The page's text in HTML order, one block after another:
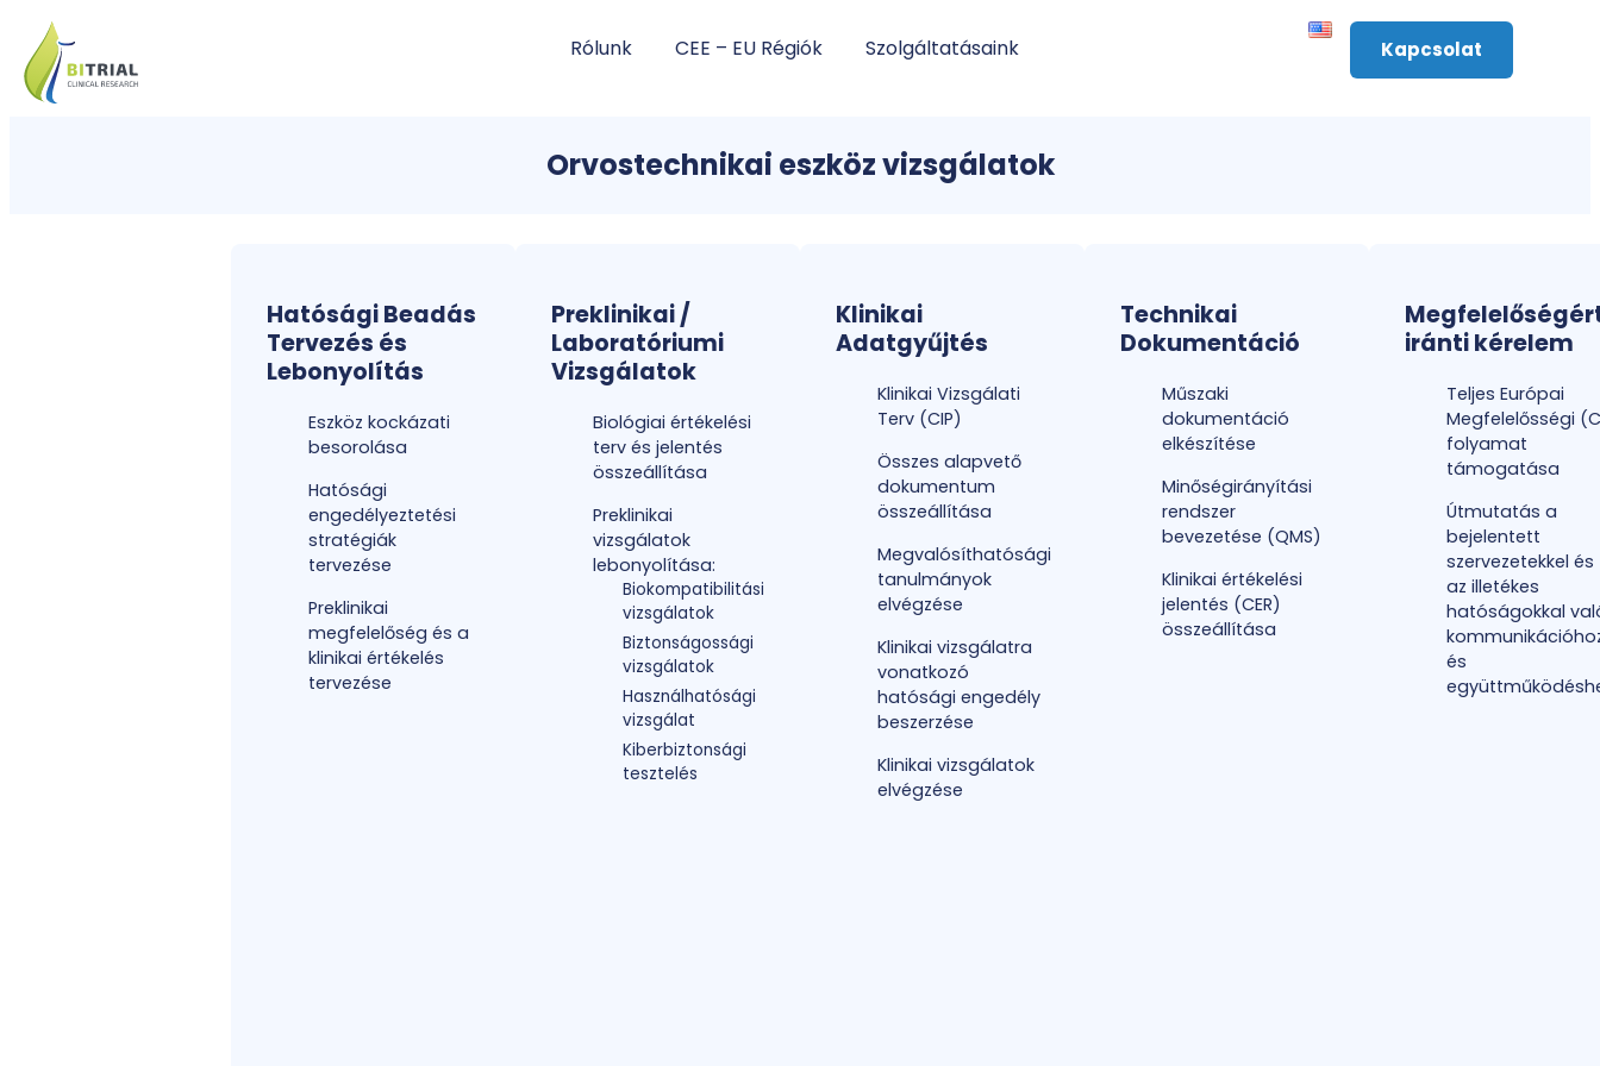
Rólunk CEE – EU Régiók Szolgáltatásaink Kapcsolat
Orvostechnikai eszköz vizsgálatok
Hatósági Beadás
Tervezés és
Lebonyolítás
Eszköz kockázati
besorolása
Hatósági
engedélyeztetési
stratégiák
tervezése
Preklinikai
megfelelőség és a
klinikai értékelés
tervezése
Preklinikai /
Laboratóriumi
Vizsgálatok
Biológiai értékelési
terv és jelentés
összeállítása
Preklinikai
vizsgálatok
lebonyolítása:
Biokompatibilitási
vizsgálatok
Biztonságossági
vizsgálatok
Használhatósági
vizsgálat
Kiberbiztonsági
tesztelés
Klinikai
Adatgyűjtés
Klinikai Vizsgálati
Terv (CIP)
Összes alapvető
dokumentum
összeállítása
Megvalósíthatósági
tanulmányok
elvégzése
Klinikai vizsgálatra
vonatkozó
hatósági engedély
beszerzése
Klinikai vizsgálatok
elvégzése
Technikai
Dokumentáció
Műszaki
dokumentáció
elkészítése
Minőségirányítási
rendszer
bevezetése (QMS)
Klinikai értékelési
jelentés (CER)
összeállítása
iránti kérelem
Teljes Európai
Megfelelősségi
folyamat
támogatása
Útmutatás a
bejelentett
szervezetekkel és
az illetékes
hatóságokkal
és